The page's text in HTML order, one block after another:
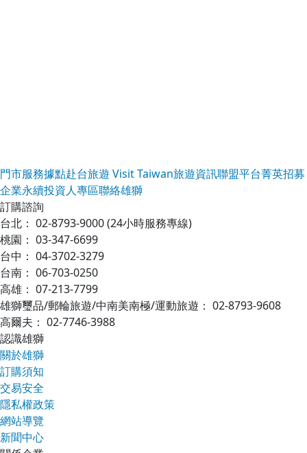
門市服務據點赴台旅遊 Visit Taiwan旅遊資訊聯盟平台菁英招募
企業永續投資人專區聯絡雄獅
訂購諮詢
台北 ： 02-8793-9000(24小時服務專線)
桃園 ： 03-347-6699
台中 ： 04-3702-3279
台南 ： 06-703-0250
高雄 ： 07-213-7799
雄獅璽品/郵輪旅遊/中南美南極/運動旅遊 ： 02-8793-9608
高爾夫 ： 02-7746-3988
認識雄獅
關於雄獅
訂購須知
交易安全
隱私權政策
網站導覽
新聞中心